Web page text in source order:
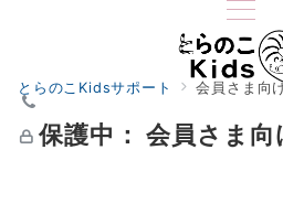
とらのこKidsサポート 会員さま向
保護中： 会員さま